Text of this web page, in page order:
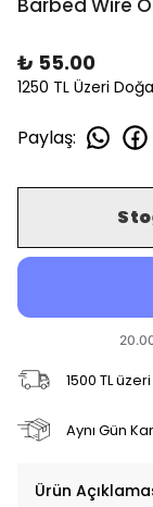
Barbed Wire
₺ 55.00
1250 TL Üzeri
Paylaş:
1500 TL
Aynı Gün
Ürün